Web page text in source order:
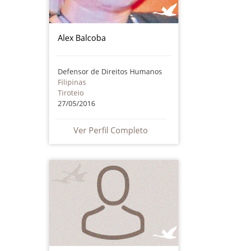
Alex Balcoba
Defensor de Direitos Humanos
Filipinas
Tiroteio
27/05/2016
Ver Perfil Completo